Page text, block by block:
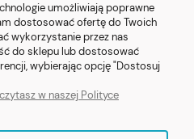
z żywicy 8cm
umożliwiają poprawne
dostosować ofertę do Twoich
wykorzystanie przez nas
do sklepu lub dostosować
wybierając opcję "Dostosuj
w naszej Polityce